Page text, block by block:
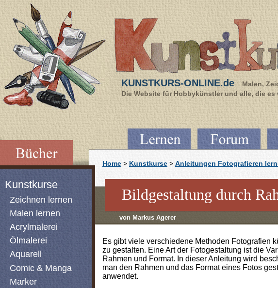
KUNSTKURS-ONLINE.de
Malen,
Die Website für Hobbykünstler und alle, die es
Kunstkurse
Zeichnen lernen
Malen lernen
Acrylmalerei
Ölmalerei
Aquarell
Comic & Manga
Marker
Home > Kunstkurse > Anleitungen Fotografieren
Bildgestaltung durch
von Markus Agerer
Es gibt viele verschiedene Methoden Fotografien
zu gestalten. Eine Art der Fotogestaltung ist die
Rahmen und Format. In dieser Anleitung wird
man den Rahmen und das Format eines Fotos
anwendet.